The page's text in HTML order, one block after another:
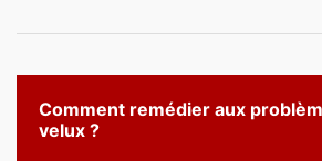
Comment remédier aux
velux ?